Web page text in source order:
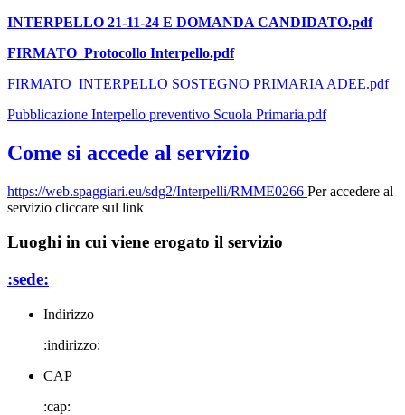
INTERPELLO 21-11-24 E DOMANDA CANDIDATO.pdf
FIRMATO_Protocollo Interpello.pdf
FIRMATO_INTERPELLO SOSTEGNO PRIMARIA ADEE.pdf
Pubblicazione Interpello preventivo Scuola Primaria.pdf
Come si accede al servizio
https://web.spaggiari.eu/sdg2/Interpelli/RMME0266 Per accedere al
servizio cliccare sul link
Luoghi in cui viene erogato il servizio
:sede:
Indirizzo
:indirizzo:
CAP
:cap: